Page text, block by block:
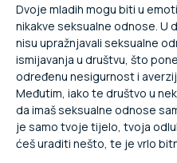
Dvoje mladih mogu biti u
nikakve seksualne odnose. U
nisu upražnjavali seksualne
ismijavanja u društvu, što
određenu nesigurnost i
Međutim, iako te društvo u
da imaš seksualne odnose
je samo tvoje tijelo, tvoja
ćeš uraditi nešto, te je vrlo